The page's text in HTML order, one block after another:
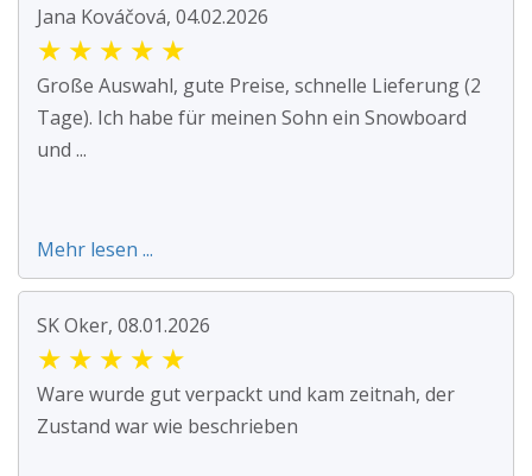
Jana Kováčová, 04.02.2026
★ ★ ★ ★ ★
Große Auswahl, gute Preise, schnelle Lieferung (2
Tage). Ich habe für meinen Sohn ein Snowboard
und ...
Mehr lesen ...
SK Oker, 08.01.2026
★ ★ ★ ★ ★
Ware wurde gut verpackt und kam zeitnah, der
Zustand war wie beschrieben